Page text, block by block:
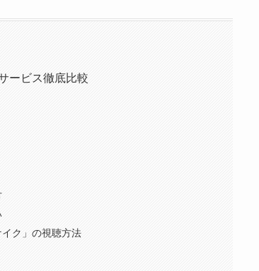
ービス徹底比較
ク」の視聴方法